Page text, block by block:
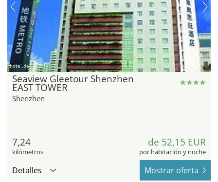
hotel.de
Seaview Gleetour Shenzhen
EAST TOWER
Shenzhen
7,24
kilómetros
de 52,15 EUR
por habitación y noche
Detalles Mostrar oferta